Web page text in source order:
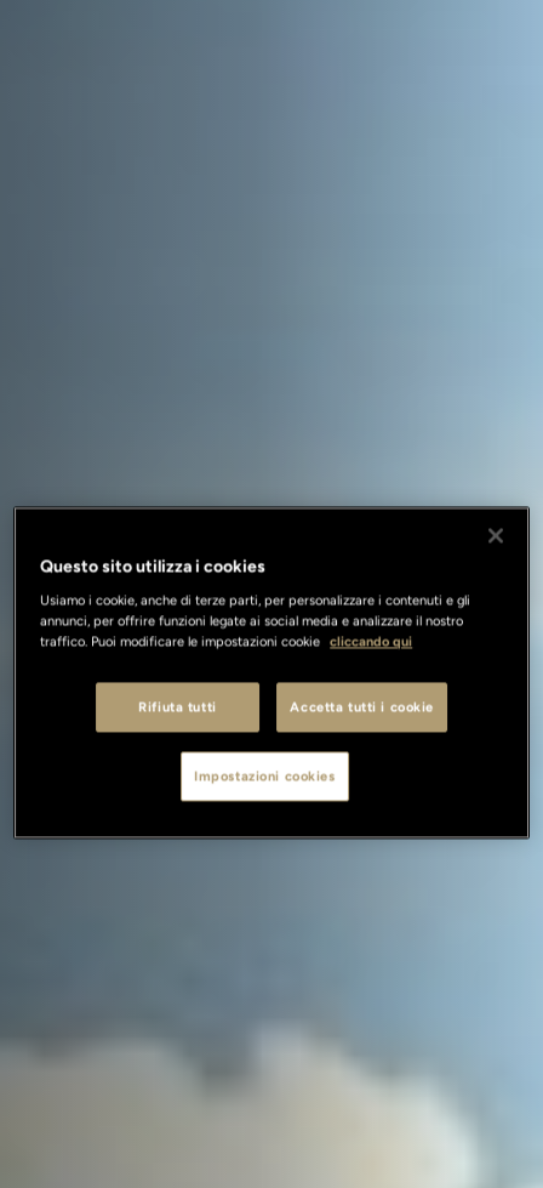
Questo sito utilizza i cookies
Usiamo i cookie, anche di terze parti, per personalizzare i contenuti e gli
annunci, per offrire funzioni legate ai social media e analizzare il nostro
traffico. Puoi modificare le impostazioni cookie cliccando qui
Rifiuta tutti Accetta tutti i cookie
Impostazioni cookies